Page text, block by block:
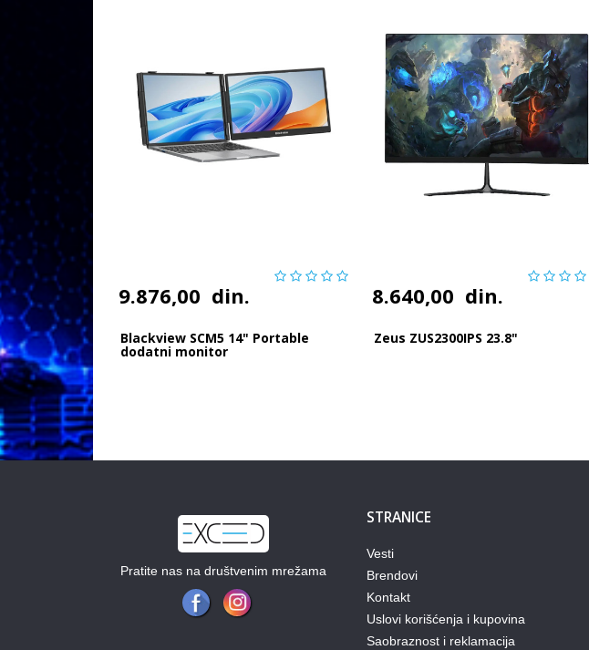
9.876,00 din.
Blackview SCM5 14" Portable
dodatni monitor
8.640,00 din.
Zeus ZUS2300IPS 23.8"
Pratite nas na društvenim mrežama
STRANICE
Vesti
Brendovi
Kontakt
Uslovi korišćenja i kupovina
Saobraznost i reklamacija